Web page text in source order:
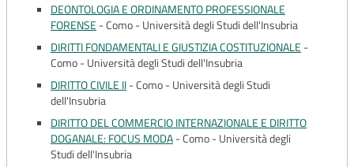
DEONTOLOGIA E ORDINAMENTO PROFESSIONALE
FORENSE -Como - Università degli Studi dell'Insubria
DIRITTI FONDAMENTALI E GIUSTIZIA COSTITUZIONALE -
Como - Università degli Studi dell'Insubria
DIRITTO CIVILE II-Como - Università degli Studi
dell'Insubria
DIRITTO DEL COMMERCIO INTERNAZIONALE E DIRITTO
DOGANALE: FOCUS MODA-Como - Università degli
Studi dell'Insubria